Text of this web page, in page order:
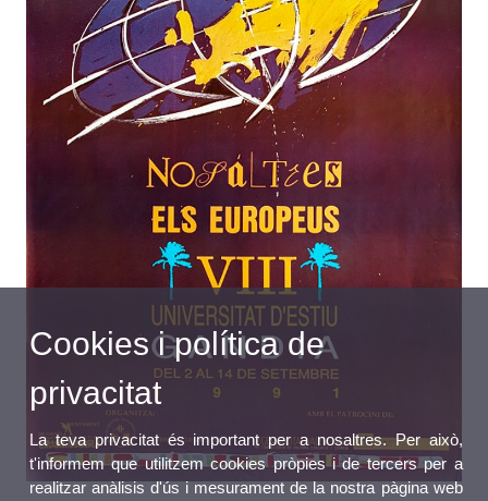
Cookies i política de
privacitat
La teva privacitat és important per a nosaltres. Per això,
t'informem que utilitzem cookies pròpies i de tercers per a
realitzar anàlisis d'ús i mesurament de la nostra pàgina web